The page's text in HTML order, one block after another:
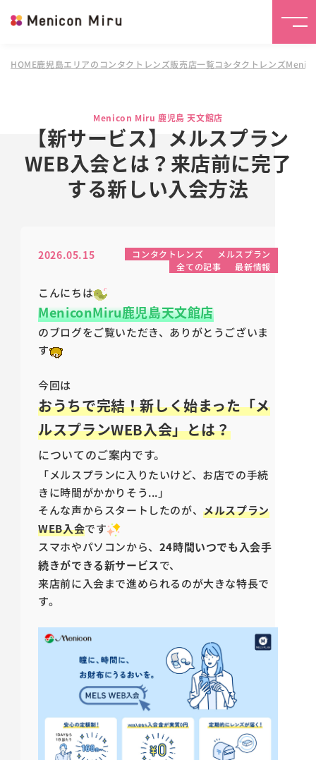
HOME鹿児島エリアのコンタクトレンズ販売店一覧コンタクトレンズ
Menicon Miru 鹿児島 天文館店
【新サービス】メルスプラン
WEB入会とは？来店前に完了
する新しい入会方法
2026.05.15 コンタクトレンズ
メルスプラン
全ての記事
最新情報
こんにちは
MeniconMiru鹿児島天文館店
のブログをご覧いただき、ありがとうございま
す
今回は
おうちで完結！新しく始まった「メ
ルスプランWEB入会」とは？
についてのご案内です。
「メルスプランに入りたいけど、お店での手続
きに時間がかかりそう...」
そんな声からスタートしたのが、メルスプラン
WEB入会です
スマホやパソコンから、 24時間いつでも入会手
続きができる新サービスで、
来店前に入会まで進められるのが大きな特長で
す。